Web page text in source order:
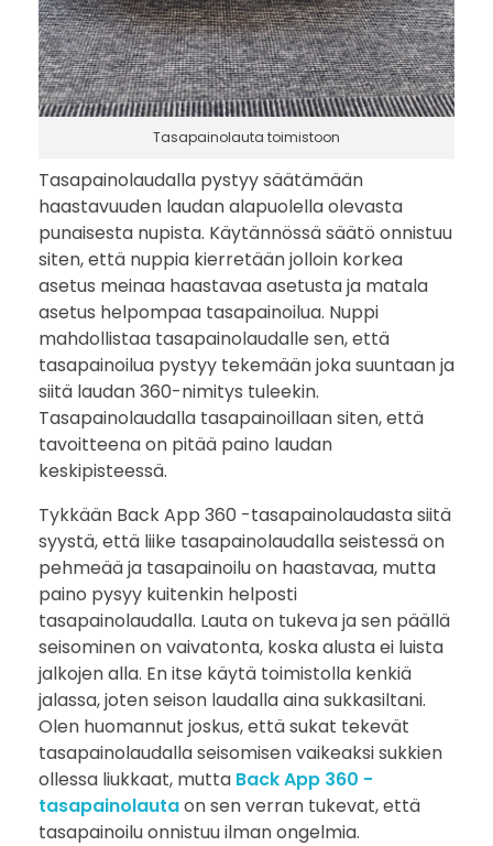
Tasapainolauta toimistoon
Tasapainolaudalla pystyy säätämään
haastavuuden laudan alapuolella olevasta
punaisesta nupista. Käytännössä säätö onnistuu
siten, että nuppia kierretään jolloin korkea
asetus meinaa haastavaa asetusta ja matala
asetus helpompaa tasapainoilua. Nuppi
mahdollistaa tasapainolaudalle sen, että
tasapainoilua pystyy tekemään joka suuntaan ja
siitä laudan 360-nimitys tuleekin.
Tasapainolaudalla tasapainoillaan siten, että
tavoitteena on pitää paino laudan
keskipisteessä.
Tykkään Back App 360 -tasapainolaudasta siitä
syystä, että liike tasapainolaudalla seistessä on
pehmeää ja tasapainoilu on haastavaa, mutta
paino pysyy kuitenkin helposti
tasapainolaudalla. Lauta on tukeva ja sen päällä
seisominen on vaivatonta, koska alusta ei luista
jalkojen alla. En itse käytä toimistolla kenkiä
jalassa, joten seison laudalla aina sukkasiltani.
Olen huomannut joskus, että sukat tekevät
tasapainolaudalla seisomisen vaikeaksi sukkien
ollessa liukkaat, mutta Back App 360 -
tasapainolautaon sen verran tukevat, että
tasapainoilu onnistuu ilman ongelmia.